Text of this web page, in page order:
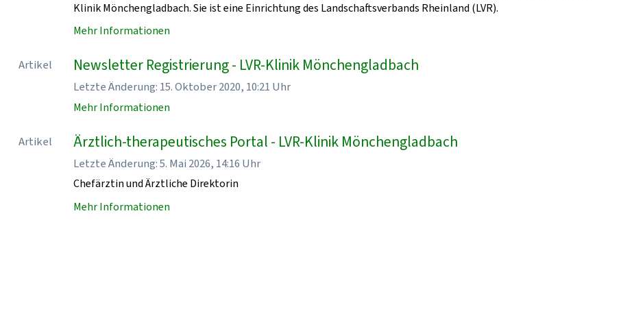
Klinik Mönchengladbach. Sie ist eine Einrichtung des Landschaftsverbands Rheinland (LVR).
Mehr Informationen
Artikel Newsletter Registrierung - LVR-Klinik Mönchengladbach
Letzte Änderung: 15. Oktober 2020, 10:21 Uhr
Mehr Informationen
Artikel Ärztlich-therapeutisches Portal - LVR-Klinik Mönchengladbach
Letzte Änderung: 5. Mai 2026, 14:16 Uhr
Chefärztin und Ärztliche Direktorin
Mehr Informationen